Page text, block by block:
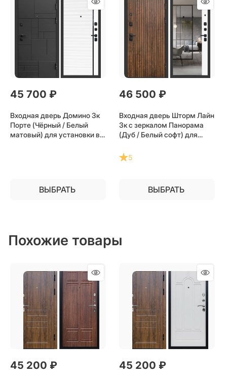
45 700 ₽
Входная дверь Домино 3к
Порте (Чёрный / Белый
матовый) для установки в
ВЫБРАТЬ
46 500 ₽
Входная дверь Шторм Лайн
3к с зеркалом Панорама
(Дуб / Белый софт) для
5
ВЫБРАТЬ
Похожие товары
45 200 ₽ 45 200 ₽